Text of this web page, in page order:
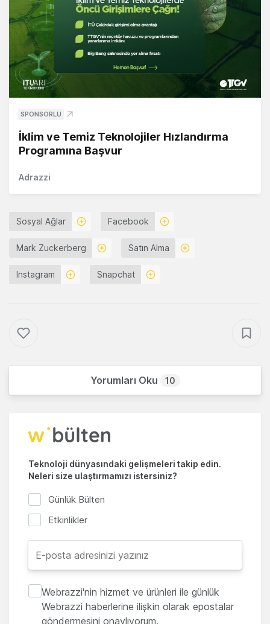
SPONSORLU
İklim ve Temiz Teknolojiler Hızlandırma
Programına Başvur
Adrazzi
Sosyal Ağlar Facebook
Mark Zuckerberg Satın Alma
Instagram Snapchat
Yorumları Oku 10
Teknoloji dünyasındaki gelişmeleri takip edin.
Neleri size ulaştırmamızı istersiniz?
Günlük Bülten
Etkinlikler
Webrazzi'nin hizmet ve ürünleri ile günlük
Webrazzi haberlerine ilişkin olarak epostalar
göndermesini onaylıyorum.